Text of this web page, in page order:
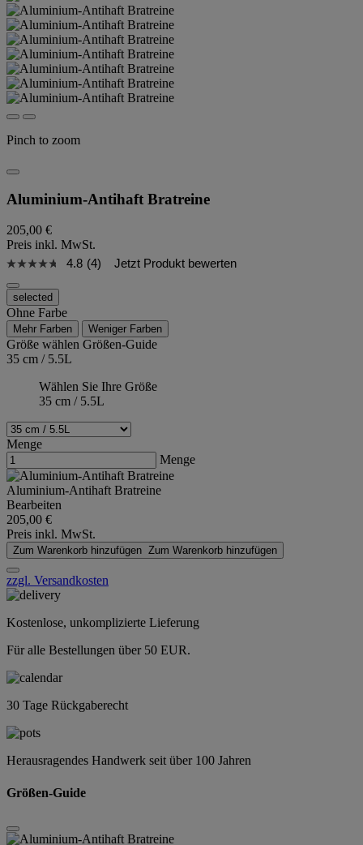
Pinch to zoom
Aluminium-Antihaft Bratreine
205,00 €
Preis inkl. MwSt.
4.8 (4) Jetzt Produkt bewerten
selected
Ohne Farbe
Mehr Farben Weniger Farben
Größe wählen Größen-Guide
35 cm / 5.5L
Wählen Sie Ihre Größe
35 cm / 5.5L
Menge
Menge
Aluminium-Antihaft Bratreine
Bearbeiten
205,00 €
Preis inkl. MwSt.
Zum Warenkorb hinzufügen Zum Warenkorb hinzufügen
zzgl. Versandkosten
Kostenlose, unkomplizierte Lieferung
Für alle Bestellungen über 50 EUR.
30 Tage Rückgaberecht
Herausragendes Handwerk seit über 100 Jahren
Größen-Guide